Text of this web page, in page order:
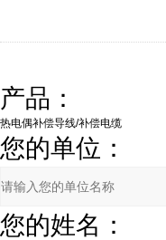
产品：
您的单位：
您的姓名：